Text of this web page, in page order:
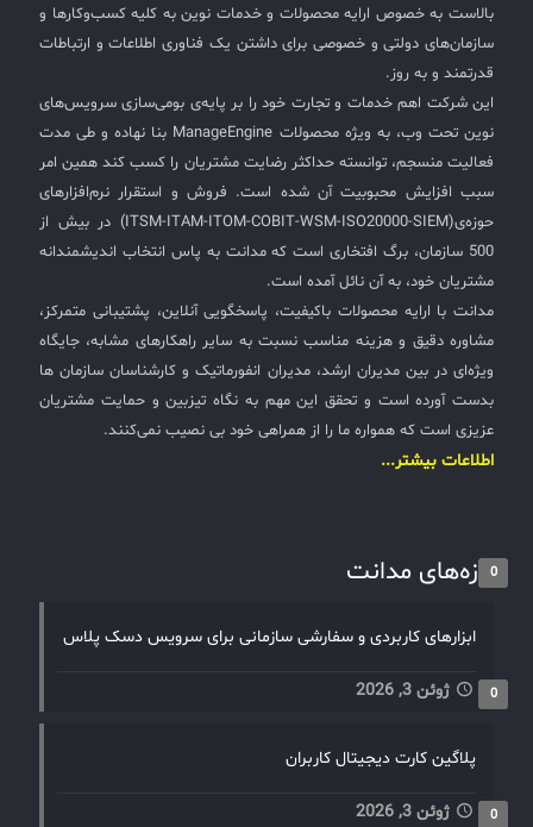
بالاست به خصوص ارایه محصولات و خدمات نوین به کلیه کسب‌وکارها و
سازمان‌های دولتی و خصوصی برای داشتن یک فناوری اطلاعات و ارتباطات
قدرتمند و به روز.
این شرکت اهم خدمات و تجارت خود را بر پایه‌ی بومی‌سازی سرویس‌های
نوین تحت وب، به ویژه محصولات ManageEngine بنا نهاده و طی مدت
فعالیت منسجم، توانسته حداکثر رضایت مشتریان را کسب کند همین امر
سبب افزایش محبوبیت آن شده است. فروش و استقرار نرم‌افزارهای
حوزه‌ی(ITSM-ITAM-ITOM-COBIT-WSM-ISO20000-SIEM) در بیش از
500 سازمان، برگ افتخاری است که مدانت به پاس انتخاب اندیشمندانه
مشتریان خود، به آن نائل آمده است.
مدانت با ارایه محصولات باکیفیت، پاسخگویی آنلاین، پشتیبانی متمرکز،
مشاوره دقیق و هزینه مناسب نسبت به سایر راهکارهای مشابه، جایگاه
ویژه‌ای در بین مدیران ارشد، مدیران انفورماتیک و کارشناسان سازمان ها
بدست آورده است و تحقق این مهم به نگاه تیزبین و حمایت مشتریان
عزیزی است که همواره ما را از همراهی خود بی نصیب نمی‌کنند.
اطلاعات بیشتر...
تازه‌های مدانت0
ابزارهای کاربردی و سفارشی سازمانی برای سرویس دسک پلاس
ژوئن 3, 2026 0
پلاگین کارت دیجیتال کاربران
ژوئن 3, 2026 0